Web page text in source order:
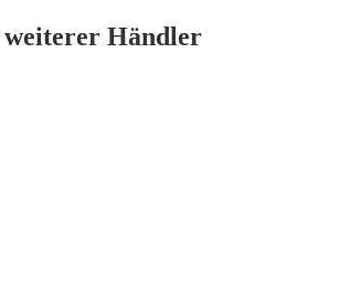
weiterer Händler